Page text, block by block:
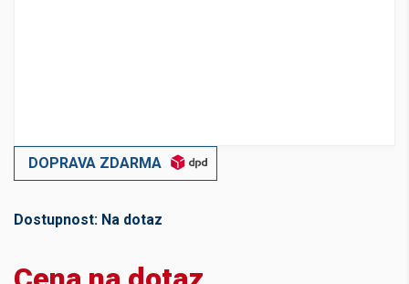
DOPRAVA ZDARMA
Dostupnost: Na dotaz